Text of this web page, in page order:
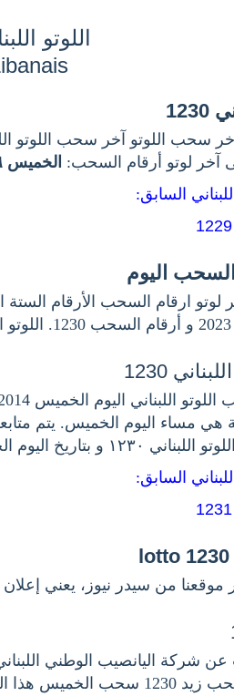
اللوتو
سحب اللوتو آخر سحب اللوتو
آخر لوتو أرقام السحب: الخميس ٦ أب ٢٠٢٦
السابق:
السحب اليوم
1230
هي مساء اليوم الخميس. يتم
اللبناني ١٢٣٠
و بتاريخ
السابق:
من سيدر نيوز، يعني إعلان